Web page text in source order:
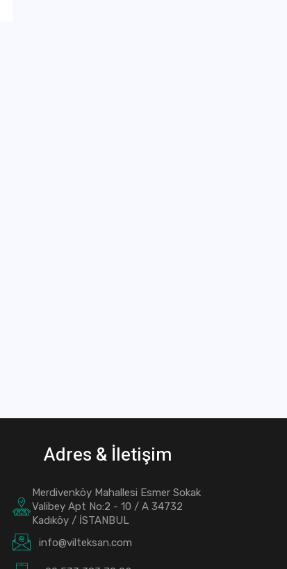
Adres & İletişim
Merdivenköy Mahallesi Esmer Sokak
Valibey Apt No:2 - 10 / A 34732
Kadıköy / İSTANBUL
info@vilteksan.com